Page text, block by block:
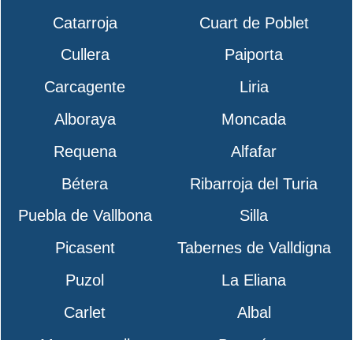
Catarroja
Cuart de Poblet
Cullera
Paiporta
Carcagente
Liria
Alboraya
Moncada
Requena
Alfafar
Bétera
Ribarroja del Turia
Puebla de Vallbona
Silla
Picasent
Tabernes de Valldigna
Puzol
La Eliana
Carlet
Albal